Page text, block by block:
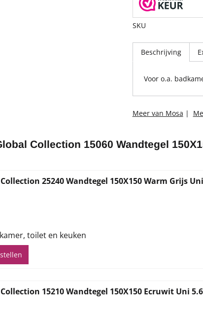
SKU
Beschrijving
Voor o.a.
Meer van Mosa |
Collection 15060 Wandtegel
25240 Wandtegel 150X150 Warm Grijs
toilet en keuken
15210 Wandtegel 150X150 Ecruwit Uni